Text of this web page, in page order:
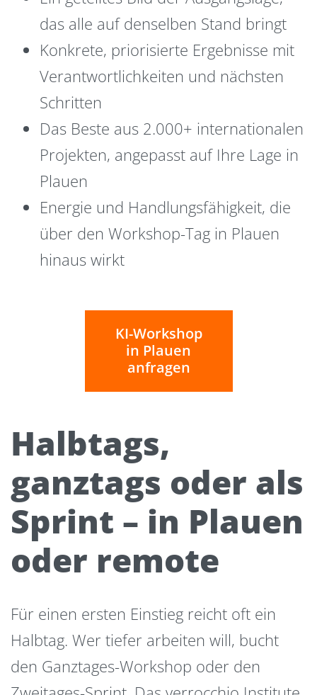
das alle auf denselben Stand bringt
Konkrete, priorisierte Ergebnisse mit
Verantwortlichkeiten und nächsten
Schritten
Das Beste aus 2.000+ internationalen
Projekten, angepasst auf Ihre Lage in
Plauen
Energie und Handlungsfähigkeit, die
über den Workshop-Tag in Plauen
hinaus wirkt
KI-Workshop
in Plauen
anfragen
Halbtags,
ganztags oder als
Sprint – in Plauen
oder remote
Für einen ersten Einstieg reicht oft ein
Halbtag. Wer tiefer arbeiten will, bucht
den Ganztages-Workshop oder den